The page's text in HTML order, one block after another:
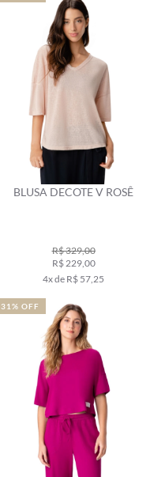
BLUSA DECOTE V ROSÊ
R$ 329,00
R$ 229,00
4x de R$ 57,25
31% OFF